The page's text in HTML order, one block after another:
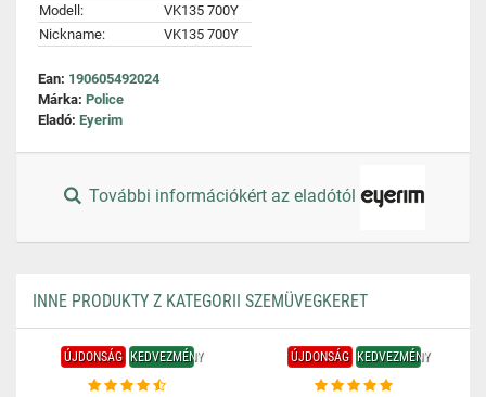
Modell:
VK135 700Y
Nickname:
VK135 700Y
Ean: 190605492024
Márka: Police
Eladó: Eyerim
További információkért az eladótól
INNE PRODUKTY Z KATEGORII SZEMÜVEGKERET
ÚJDONSÁG KEDVEZMÉNY ÚJDONSÁG KEDVEZMÉNY